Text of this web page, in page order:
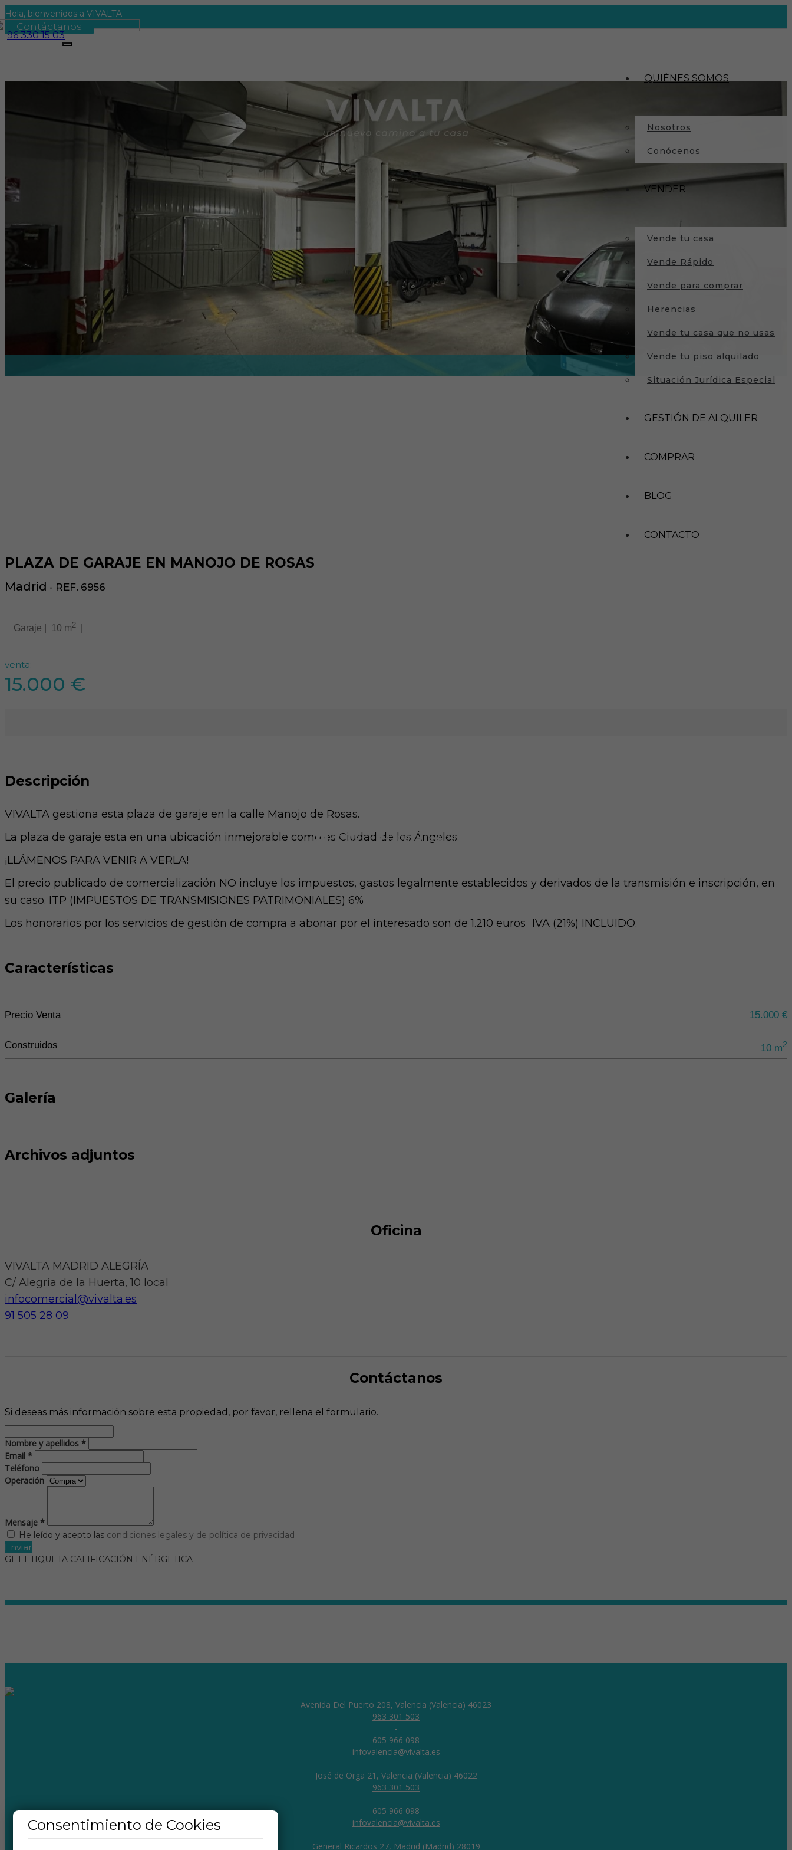
Hola, bienvenidos a VIVALTA
Contáctanos
96 330 15 03
Toggle
QUIÉNES SOMOS
Nosotros
Conócenos
VENDER
Vende tu casa
Vende Rápido
Vende para comprar
Herencias
Vende tu casa que no usas
Vende tu piso alquilado
Situación Jurídica Especial
GESTIÓN DE ALQUILER
COMPRAR
BLOG
CONTACTO
Fotos| Mapa| Ficha
PLAZA DE GARAJE EN MANOJO DE ROSAS
Madrid - REF. 6956
Garaje | 10 m2
venta:
15.000 €
Descripción
VIVALTA gestiona esta plaza de garaje en la calle Manojo de Rosas.
La plaza de garaje esta en una ubicación inmejorable como es Ciudad de los Ángeles.
¡LLÁMENOS PARA VENIR A VERLA!
El precio publicado de comercialización NO incluye los impuestos, gastos legalmente establecidos y derivados de la transmisión e inscripción, en
su caso. ITP (IMPUESTOS DE TRANSMISIONES PATRIMONIALES) 6%
Los honorarios por los servicios de gestión de compra a abonar por el interesado son de 1.210 euros IVA (21%) INCLUIDO.
Características
Precio Venta 15.000 €
Construidos 10 m2
Galería
Archivos adjuntos
Oficina
VIVALTA MADRID ALEGRÍA
C/ Alegría de la Huerta, 10 local
infocomercial@vivalta.es
91 505 28 09
Contáctanos
Si deseas más información sobre esta propiedad, por favor, rellena el formulario.
Nombre y apellidos *
Email *
Teléfono
Operación
Mensaje *
He leído y acepto las condiciones legales y de política de privacidad
Enviar
GET ETIQUETA CALIFICACIÓN ENÉRGETICA
Avenida Del Puerto 208, Valencia (Valencia) 46023
963 301 503
-
605 966 098
infovalencia@vivalta.es
José de Orga 21, Valencia (Valencia) 46022
963 301 503
-
605 966 098
infovalencia@vivalta.es
General Ricardos 27, Madrid (Madrid) 28019
Consentimiento de Cookies